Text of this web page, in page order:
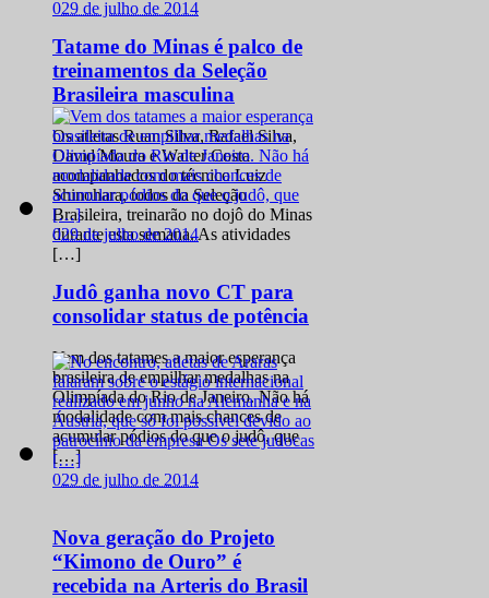
029 de julho de 2014
Tatame do Minas é palco de
treinamentos da Seleção
Brasileira masculina
Os atletas Ruan Silva, Rafael Silva,
David Moura e Walter Costa
acompanhados do técnico Luiz
Shinohara, todos da Seleção
Brasileira, treinarão no dojô do Minas
durante esta semana. As atividades
[…]
029 de julho de 2014
Judô ganha novo CT para
consolidar status de potência
Vem dos tatames a maior esperança
brasileira de empilhar medalhas na
Olimpíada do Rio de Janeiro. Não há
modalidade com mais chances de
acumular pódios do que o judô, que
[…]
029 de julho de 2014
Nova geração do Projeto
“Kimono de Ouro” é
recebida na Arteris do Brasil